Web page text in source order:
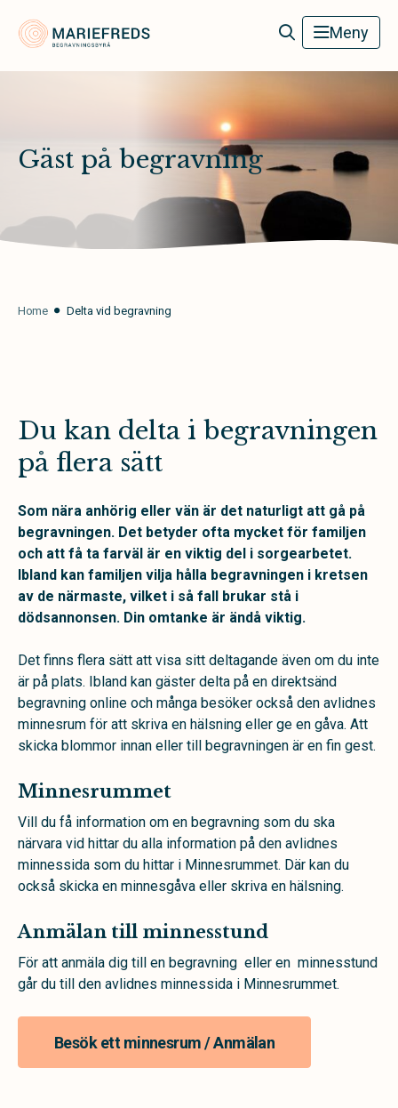
Mariefreds Begravningsbyrå Meny
Gäst på begravning
Home Delta vid begravning
Du kan delta i begravningen
på flera sätt
Som nära anhörig eller vän är det naturligt att gå på
begravningen. Det betyder ofta mycket för familjen
och att få ta farväl är en viktig del i sorgearbetet.
Ibland kan familjen vilja hålla begravningen i kretsen
av de närmaste, vilket i så fall brukar stå i
dödsannonsen. Din omtanke är ändå viktig.
Det finns flera sätt att visa sitt deltagande även om du inte
är på plats. Ibland kan gäster delta på en direktsänd
begravning online och många besöker också den avlidnes
minnesrum för att skriva en hälsning eller ge en gåva. Att
skicka blommor innan eller till begravningen är en fin gest.
Minnesrummet
Vill du få information om en begravning som du ska
närvara vid hittar du alla information på den avlidnes
minnessida som du hittar i Minnesrummet. Där kan du
också skicka en minnesgåva eller skriva en hälsning.
Anmälan till minnesstund
För att anmäla dig till en begravning eller en minnesstund
går du till den avlidnes minnessida i Minnesrummet.
Besök ett minnesrum / Anmälan